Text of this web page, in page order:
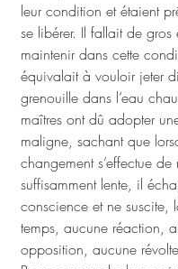
leur condition et étaient
se libérer. Il fallait de gros
maintenir dans cette
équivalait à vouloir jeter
grenouille dans l’eau
maîtres ont dû adopter
maligne, sachant que
changement s’effectue de
suffisamment lente, il
conscience et ne suscite,
temps, aucune réaction,
opposition, aucune